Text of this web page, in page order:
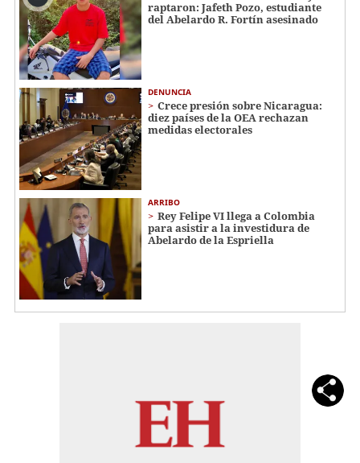
raptaron: Jafeth Pozo, estudiante
del Abelardo R. Fortín asesinado
DENUNCIA
Crece presión sobre Nicaragua:
diez países de la OEA rechazan
medidas electorales
ARRIBO
Rey Felipe VI llega a Colombia
para asistir a la investidura de
Abelardo de la Espriella